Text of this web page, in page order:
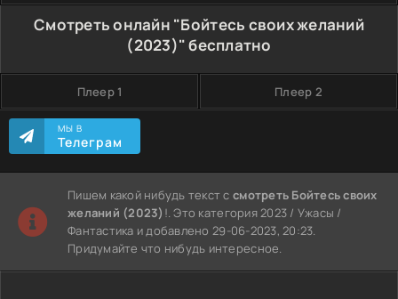
Смотреть онлайн "Бойтесь своих желаний
(2023)" бесплатно
Плеер 1 Плеер 2
МЫ В
Телеграм
Пишем какой нибудь текст ссмотреть Бойтесь своих
желаний (2023) !. Это категория 2023 / Ужасы /
Фантастика и добавлено 29-06-2023, 20:23.
Придумайте что нибудь интересное.